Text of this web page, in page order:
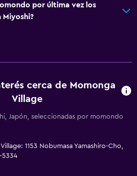
por última vez los
Miyoshi?
cerca de Momonga
Village
Japón, seleccionadas por momondo
1153 Nobumasa Yamashiro-Cho,
5334